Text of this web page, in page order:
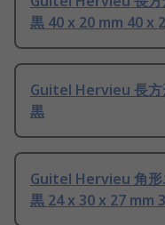
黒 40 x 20 mm 40 x
Guitel Hervieu 長方
黒
Guitel Hervieu 角形
黒 24 x 30 x 27 mm